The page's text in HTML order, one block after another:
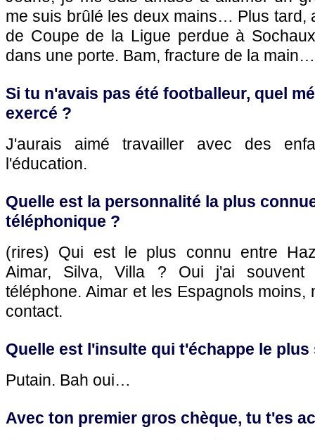
me suis brûlé les deux mains… Plus tard,
de Coupe de la Ligue perdue à
dans une porte. Bam, fracture de la main…
Si tu n'avais pas été footballeur, quel
exercé ?
J'aurais aimé travailler avec des
l'éducation.
Quelle est la personnalité la plus
téléphonique ?
(rires) Qui est le plus connu entre
Aimar, Silva, Villa ? Oui j'ai
téléphone. Aimar et les Espagnols moins,
contact.
Quelle est l'insulte qui t'échappe le plus
Putain. Bah oui…
Avec ton premier gros chèque, tu t'es